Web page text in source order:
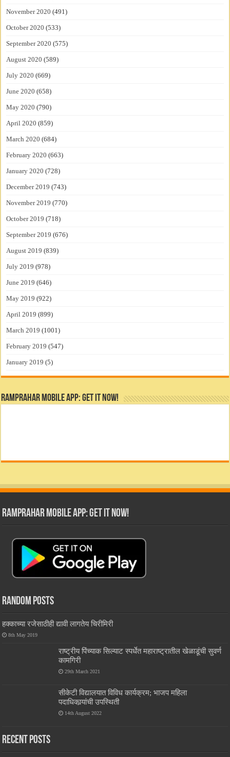
November 2020 (491)
October 2020 (533)
September 2020 (575)
August 2020 (589)
July 2020 (669)
June 2020 (658)
May 2020 (790)
April 2020 (859)
March 2020 (684)
February 2020 (663)
January 2020 (728)
December 2019 (743)
November 2019 (770)
October 2019 (718)
September 2019 (676)
August 2019 (839)
July 2019 (978)
June 2019 (646)
May 2019 (922)
April 2019 (899)
March 2019 (1001)
February 2019 (547)
January 2019 (5)
RamPrahar Mobile App: Get it Now!
RamPrahar Mobile App: Get it Now!
Random Posts
हक्काच्या रजेसाठीही द्यावी लागतेय चिरीमिरी
8th May 2019
राष्ट्रीय पिंच्याक सिल्याट स्पर्धेत महाराष्ट्रातील खेळाडूंची सुवर्ण
कामगिरी
29th March 2021
सीकेटी विद्यालयात विविध कार्यक्रम; भाजप महिला
पदाधिकार्‍यांची उपस्थिती
14th August 2022
Recent Posts